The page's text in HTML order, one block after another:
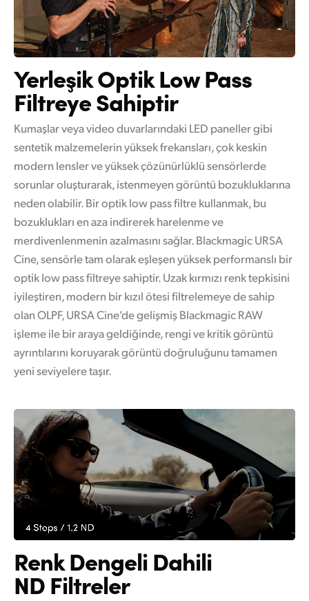
Yerleşik Optik LowPass
Filtreye Sahiptir
Kumaşlar veya video duvarlarındaki LED paneller gibi
sentetik malzemelerin yüksek frekansları, çok keskin
modern lensler ve yüksek çözünürlüklü sensörlerde
sorunlar oluşturarak, istenmeyen görüntü bozukluklarına
neden olabilir. Bir optik low pass filtre kullanmak, bu
bozuklukları en aza indirerek harelenme ve
merdivenlenmenin azalmasını sağlar. Blackmagic URSA
Cine, sensörle tam olarak eşleşen yüksek performanslı bir
optik low pass filtreye sahiptir. Uzak kırmızı renk tepkisini
iyileştiren, modern bir kızıl ötesi filtrelemeye de sahip
olan OLPF, URSA Cine’de gelişmiş Blackmagic RAW
işleme ile bir araya geldiğinde, rengi ve kritik görüntü
ayrıntılarını koruyarak görüntü doğruluğunu tamamen
yeni seviyelere taşır.
Renk Dengeli Dahili
ND Filtreler